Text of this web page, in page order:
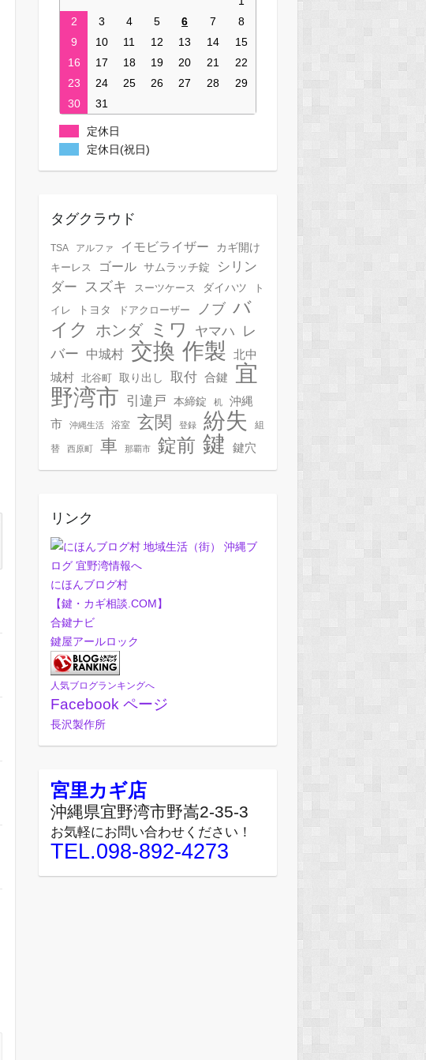
2
3 4 5 6 7
8
9
10 11 12 13 14
15
16
17 18 19 20 21
22
23
24 25 26 27 28
29
30
31
定休日
定休日(祝日)
タグクラウド
TSA アルファ イモビライザー
カギ開け
キーレス
ゴール サムラッチ錠
シリン
ダー
スズキ スーツケース ダイハツ
ト
イレ
トヨタ ドアクローザー ノブ バ
イク
ホンダ ミワ ヤマハ
レ
バー
中城村 交換 作製
北中
城村
北谷町 取り出し 取付 合鍵
宜
野湾市 引違戸 本締錠 机
沖縄
市
沖縄生活 浴室 玄関 登録 紛失 組
替 西原町 車 那覇市 錠前 鍵 鍵穴
リンク
にほんブログ村
【鍵・カギ相談.COM】
合鍵ナビ
鍵屋アールロック
人気ブログランキングへ
Facebook ページ
長沢製作所
宮里カギ店
沖縄県宜野湾市野嵩2-35-3
お気軽にお問い合わせください！
TEL.098-892-4273